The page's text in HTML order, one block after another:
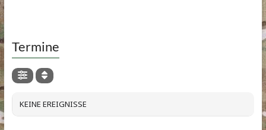
Termine
KEINE EREIGNISSE